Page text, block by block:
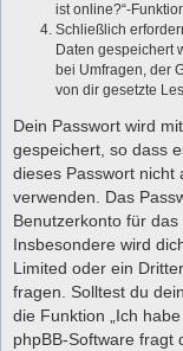
ist online?“-
Schließlich
Daten gespeichert
bei Umfragen, der
von dir gesetzte
Dein Passwort wird
gespeichert, so dass
dieses Passwort nicht
verwenden. Das
Benutzerkonto für
Insbesondere wird
Limited oder ein
fragen. Solltest du
die Funktion „Ich
phpBB-Software fragt